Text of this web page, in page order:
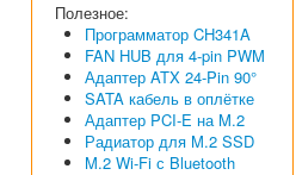
Полезное:
Программатор CH341A
FAN HUB для 4-pin PWM
Адаптер ATX 24-Pin 90°
SATA кабель в оплётке
Адаптер PCI-E на M.2
Радиатор для M.2 SSD
M.2 Wi-Fi с Bluetooth